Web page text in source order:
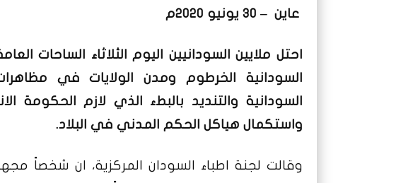
عاين – 30 يونيو 2020م
احتل ملايين السودانيين اليوم الثلاثاء الساحات
السودانية الخرطوم ومدن الولايات في
السودانية والتنديد بالبطء الذي لازم الحكومة
واستكمال هياكل الحكم المدني في البلاد.
وقالت لجنة اطباء السودان المركزية، ان شخصاً